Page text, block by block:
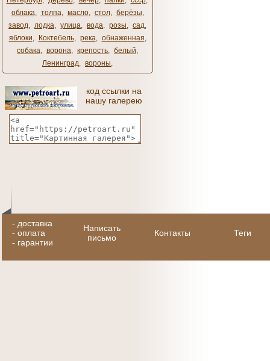
облака, толпа, масло, стол, берёзы,
завод, лодка, улица, вода, розы, сад,
яблоки, Коктебель, река, обнаженная,
собака, ворона, крепость, белый,
Ленинград, вороны,
код ссылки на
нашу галерею
- доставка
- оплата
- гарантии
Написать
письмо
Контакты Теги